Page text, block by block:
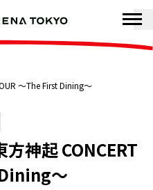
〜The First Dining〜
神起 CONCERT
〜